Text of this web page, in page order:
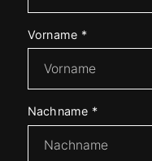
Vorname *
Nachname *